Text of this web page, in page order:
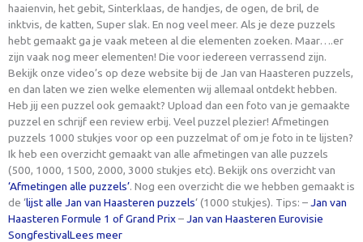
haaienvin, het gebit, Sinterklaas, de handjes, de ogen, de bril, de
inktvis, de katten, Super slak. En nog veel meer. Als je deze puzzels
hebt gemaakt ga je vaak meteen al die elementen zoeken. Maar….er
zijn vaak nog meer elementen! Die voor iedereen verrassend zijn.
Bekijk onze video’s op deze website bij de Jan van Haasteren puzzels,
en dan laten we zien welke elementen wij allemaal ontdekt hebben.
Heb jij een puzzel ook gemaakt? Upload dan een foto van je gemaakte
puzzel en schrijf een review erbij. Veel puzzel plezier! Afmetingen
puzzels 1000 stukjes voor op een puzzelmat of om je foto in te lijsten?
Ik heb een overzicht gemaakt van alle afmetingen van alle puzzels
(500, 1000, 1500, 2000, 3000 stukjes etc). Bekijk ons overzicht van
‘Afmetingen alle puzzels’. Nog een overzicht die we hebben gemaakt is
de ‘lijst alle Jan van Haasteren puzzels‘ (1000 stukjes). Tips: –Jan van
Haasteren Formule 1 of Grand Prix–Jan van Haasteren Eurovisie
SongfestivalLees meer